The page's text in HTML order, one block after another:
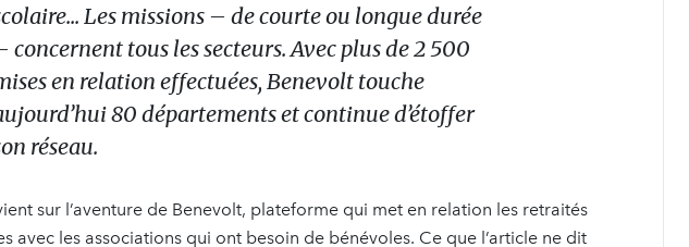
Les missions – de courte ou longue durée
concernent tous les secteurs. Avec plus de 2 500
en relation effectuées, Benevolt touche
80 départements et continue d’étoffer
réseau.
sur l’aventure de Benevolt, plateforme qui met en relation les retraités
avec les associations qui ont besoin de bénévoles. Ce que l’article ne dit